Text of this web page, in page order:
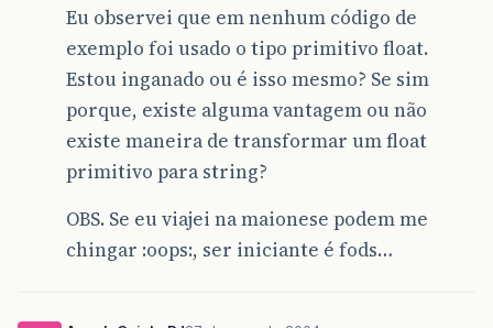
Eu observei que em nenhum código de
exemplo foi usado o tipo primitivo float.
Estou inganado ou é isso mesmo? Se sim
porque, existe alguma vantagem ou não
existe maneira de transformar um float
primitivo para string?
OBS. Se eu viajei na maionese podem me
chingar :oops:, ser iniciante é fods…